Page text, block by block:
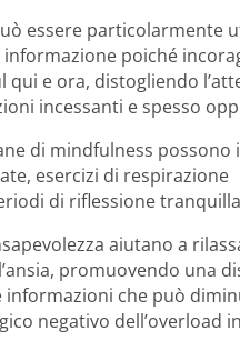
essere particolarmente
informazione poiché
qui e ora, distogliendo
incessanti e spesso
di mindfulness possono
esercizi di respirazione
di riflessione
aiutano a
promuovendo una
informazioni che può
negativo dell’overload